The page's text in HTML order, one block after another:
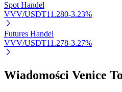
Naucz się stakingu
Dowiedz się, jak uzyskać
Spot Handel
VVV/USDT11.280-3.23%
Futures Handel
VVV/USDT11.278-3.27%
Wiadomości Venice